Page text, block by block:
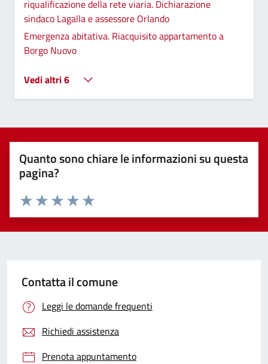
riqualificazione della rete viaria. Dichiarazione
sindaco Lagalla e assessore Orlando
Emergenza abitativa. Riacquisito appartamento a
Borgo Nuovo
Vedi altri 6
Quanto sono chiare le informazioni su questa
pagina?
Valuta 5 stelle su 5
Valuta 4 stelle su 5
Valuta 3 stelle su 5
Valuta 2 stelle su 5
Valuta 1 stelle su 5
Contatta il comune
Leggi le domande frequenti
Richiedi assistenza
Prenota appuntamento